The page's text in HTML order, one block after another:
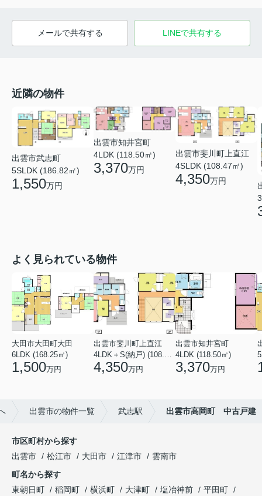
メールで共有する LINEで共有する
近隣の物件
出雲市武志町
5SLDK (186.82㎡)
1,550万円
出雲市知井宮町
4LDK (118.50㎡)
3,370万円
出雲市斐川町上直江
4SLDK (108.47㎡)
4,350万円
よく見られている物件
大田市大田町大田
6LDK (168.25㎡)
1,500万円
出雲市斐川町上直江
4,350万円
出雲市知井宮町
4LDK (118.50㎡)
3,370万円
出雲市の物件一覧 武志駅 出雲市高岡町 中古戸建
市区町村から探す
出雲市
松江市 大田市 江津市
雲南市
町名から探す
東朝日町
稲岡町 横浜町 大津町 塩冶神前
平田町